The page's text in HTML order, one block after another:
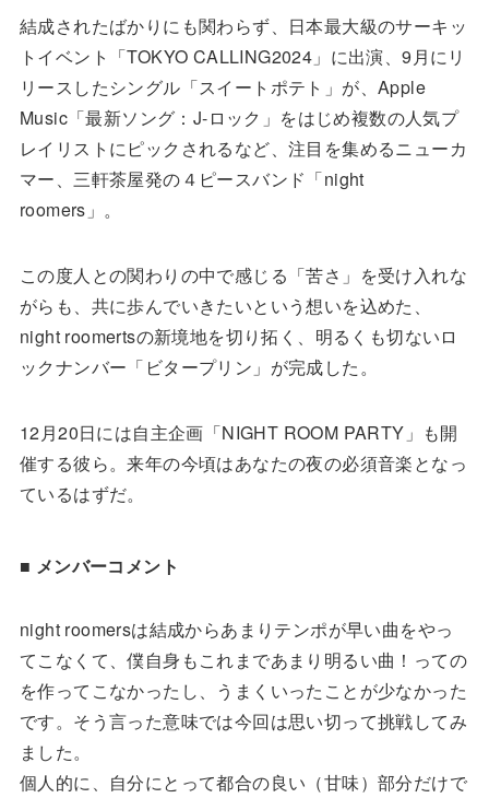
結成されたばかりにも関わらず、日本最大級のサーキッ
トイベント「TOKYO CALLING2024」に出演、9月にリ
リースしたシングル「スイートポテト」が、Apple
Music「最新ソング：J-ロック」をはじめ複数の人気プ
レイリストにピックされるなど、注目を集めるニューカ
マー、三軒茶屋発の４ピースバンド「night
roomers」。
この度人との関わりの中で感じる「苦さ」を受け入れな
がらも、共に歩んでいきたいという想いを込めた、
night roomertsの新境地を切り拓く、明るくも切ないロ
ックナンバー「ビタープリン」が完成した。
12月20日には自主企画「NIGHT ROOM PARTY」も開
催する彼ら。来年の今頃はあなたの夜の必須音楽となっ
ているはずだ。
■ メンバーコメント
night roomersは結成からあまりテンポが早い曲をやっ
てこなくて、僕自身もこれまであまり明るい曲！っての
を作ってこなかったし、うまくいったことが少なかった
です。そう言った意味では今回は思い切って挑戦してみ
ました。
個人的に、自分にとって都合の良い（甘味）部分だけで